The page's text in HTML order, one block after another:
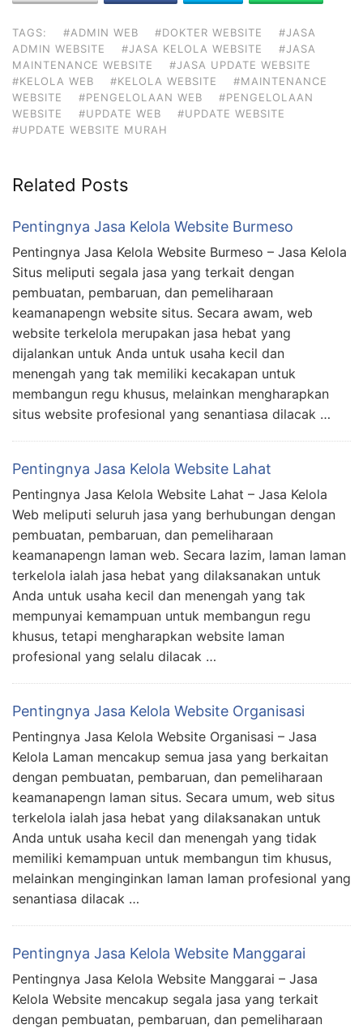
TAGS: #ADMIN WEB #DOKTER WEBSITE
#JASA
ADMIN WEBSITE
#JASA KELOLA WEBSITE
#JASA
MAINTENANCE WEBSITE
#JASA UPDATE WEBSITE
#KELOLA WEB
#KELOLA WEBSITE
#MAINTENANCE
WEBSITE
#PENGELOLAAN WEB
#PENGELOLAAN
WEBSITE
#UPDATE WEB
#UPDATE WEBSITE
#UPDATE WEBSITE MURAH
Related Posts
Pentingnya Jasa Kelola Website Burmeso
Pentingnya Jasa Kelola Website Burmeso – Jasa Kelola
Situs meliputi segala jasa yang terkait dengan
pembuatan, pembaruan, dan pemeliharaan
keamanapengn website situs. Secara awam, web
website terkelola merupakan jasa hebat yang
dijalankan untuk Anda untuk usaha kecil dan
menengah yang tak memiliki kecakapan untuk
membangun regu khusus, melainkan mengharapkan
situs website profesional yang senantiasa dilacak …
Pentingnya Jasa Kelola Website Lahat
Pentingnya Jasa Kelola Website Lahat – Jasa Kelola
Web meliputi seluruh jasa yang berhubungan dengan
pembuatan, pembaruan, dan pemeliharaan
keamanapengn laman web. Secara lazim, laman laman
terkelola ialah jasa hebat yang dilaksanakan untuk
Anda untuk usaha kecil dan menengah yang tak
mempunyai kemampuan untuk membangun regu
khusus, tetapi mengharapkan website laman
profesional yang selalu dilacak …
Pentingnya Jasa Kelola Website Organisasi
Pentingnya Jasa Kelola Website Organisasi – Jasa
Kelola Laman mencakup semua jasa yang berkaitan
dengan pembuatan, pembaruan, dan pemeliharaan
keamanapengn laman situs. Secara umum, web situs
terkelola ialah jasa hebat yang dilaksanakan untuk
Anda untuk usaha kecil dan menengah yang tidak
memiliki kemampuan untuk membangun tim khusus,
melainkan menginginkan laman laman profesional yang
senantiasa dilacak …
Pentingnya Jasa Kelola Website Manggarai
Pentingnya Jasa Kelola Website Manggarai – Jasa
Kelola Website mencakup segala jasa yang terkait
dengan pembuatan, pembaruan, dan pemeliharaan